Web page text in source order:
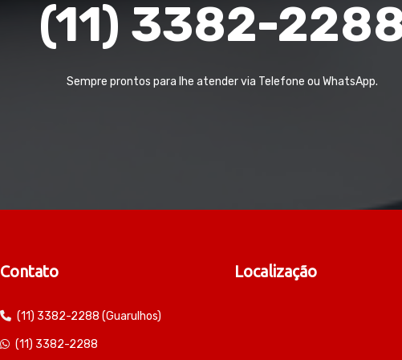
(11) 3382-
Sempre prontos para lhe atender via Telefone ou WhatsApp.
Contato
(11) 3382-2288 (Guarulhos)
(11) 3382-2288
Localização